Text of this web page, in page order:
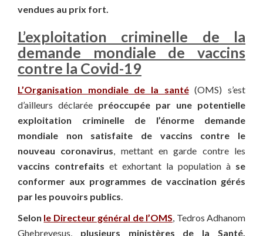
vendues au prix fort.
L’exploitation criminelle de la
demande mondiale de vaccins
contre la Covid-19
L’Organisation mondiale de la santé(OMS) s’est
d’ailleurs déclarée préoccupée par une potentielle
exploitation criminelle de l’énorme demande
mondiale non satisfaite de vaccins contre le
nouveau coronavirus , mettant en garde contre les
vaccins contrefaits et exhortant la population à se
conformer aux programmes de vaccination gérés
par les pouvoirs publics
Selon le Directeur général de l’OMS , Tedros Adhanom
Ghebreyesus, plusieurs ministères de la Santé,